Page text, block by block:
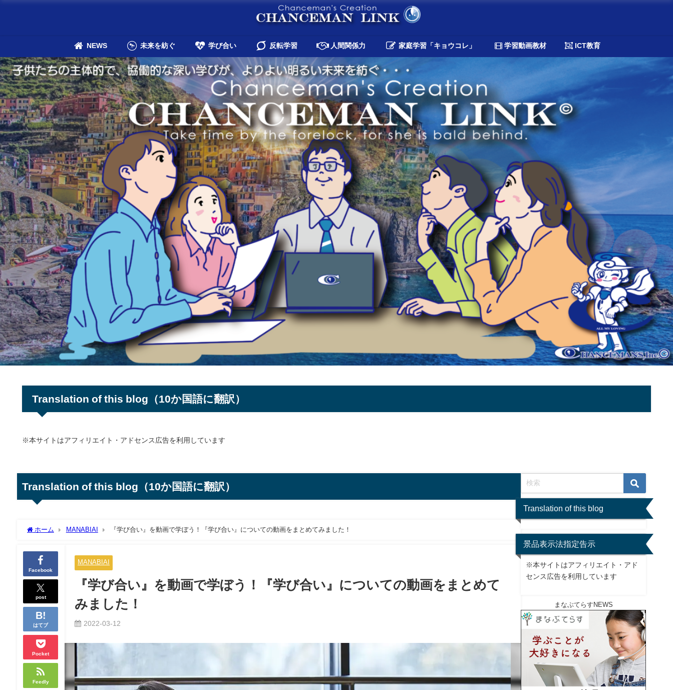
NEWS 未来を紡ぐ 学び合い 反転学習 人間関係力 家庭学習「キョウコレ」 学習動画教材 ICT教育
Translation of this blog（10か国語に翻訳）
※本サイトはアフィリエイト・アドセンス広告を利用しています
Translation of this blog（10か国語に翻訳）
ホーム MANABIAI 『学び合い』を動画で学ぼう！『学び合い』についての動画をまとめてみました！
Facebook
post
はてブ
Pocket
Feedly
MANABIAI
『学び合い』を動画で学ぼう！『学び合い』についての動画をまとめて
みました！
2022-03-12
Translation of this blog
景品表示法指定告示
※本サイトはアフィリエイト・アド
センス広告を利用しています
まなぶてらすNEWS